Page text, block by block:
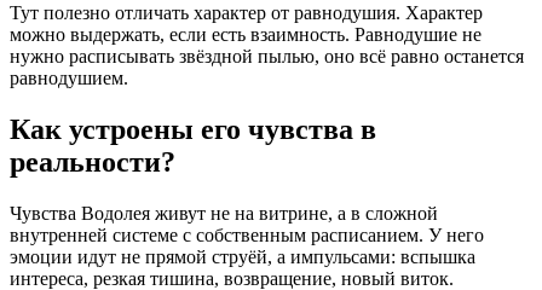
Тут полезно отличать характер от равнодушия. Характер
можно выдержать, если есть взаимность. Равнодушие не
нужно расписывать звёздной пылью, оно всё равно останется
равнодушием.
Как устроены его чувства в
реальности?
Чувства Водолея живут не на витрине, а в сложной
внутренней системе с собственным расписанием. У него
эмоции идут не прямой струёй, а импульсами: вспышка
интереса, резкая тишина, возвращение, новый виток.